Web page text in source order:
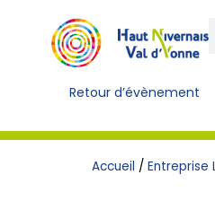
Retour d’évènement
Accueil / Entreprise